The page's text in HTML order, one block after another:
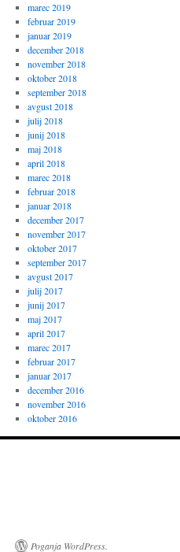
marec 2019
februar 2019
januar 2019
december 2018
november 2018
oktober 2018
september 2018
avgust 2018
julij 2018
junij 2018
maj 2018
april 2018
marec 2018
februar 2018
januar 2018
december 2017
november 2017
oktober 2017
september 2017
avgust 2017
julij 2017
junij 2017
maj 2017
april 2017
marec 2017
februar 2017
januar 2017
december 2016
november 2016
oktober 2016
Poganja WordPress.